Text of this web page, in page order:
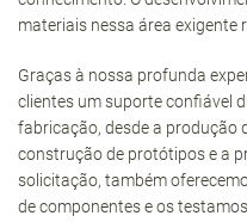
materiais nessa área exigente
Graças à nossa profunda
clientes um suporte confiável
fabricação, desde a produção
construção de protótipos e a
solicitação, também
de componentes e os